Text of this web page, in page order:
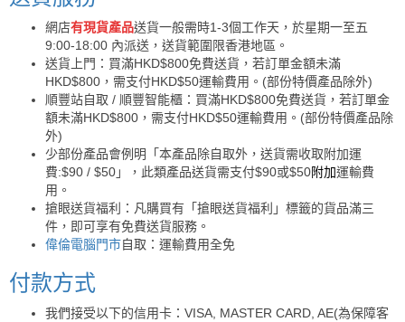
網店有現貨產品送貨一般需時1-3個工作天，於星期一至五
9:00-18:00 內派送，送貨範圍限香港地區。
送貨上門：買滿HKD$800免費送貨，若訂單金額未滿
HKD$800，需支付HKD$50運輸費用。(部份特價產品除外)
順豐站自取 / 順豐智能櫃：買滿HKD$800免費送貨，若訂單金
額未滿HKD$800，需支付HKD$50運輸費用。(部份特價產品除
外)
少部份產品會例明「本產品除自取外，送貨需收取附加運
費:$90 / $50」，此類產品送貨需支付$90或$50附加運輸費
用。
搶眼送貨福利：凡購買有「搶眼送貨福利」標籤的貨品滿三
件，即可享有免費送貨服務。
偉倫電腦門市自取：運輸費用全免
付款方式
我們接受以下的信用卡：VISA, MASTER CARD, AE(為保障客